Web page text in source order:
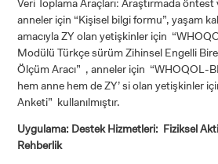
Veri Toplama Araçları: Araştırmada
anneler için “Kişisel bilgi formu”, yaşam
amacıyla ZY olan yetişkinler için
Modülü Türkçe sürüm Zihinsel Engelli
Ölçüm Aracı” , anneler için “WHOQOL-
hem anne hem de ZY’ si olan yetişkinler
Anketi” kullanılmıştır.
Uygulama: Destek Hizmetleri: Fiziksel
Rehberlik